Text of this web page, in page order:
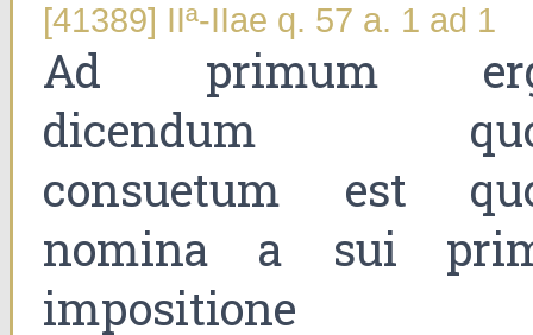
[41389] IIª-IIae q. 57 a. 1 ad 1
Ad primum
dicendum
consuetum est
nomina a sui
impositione